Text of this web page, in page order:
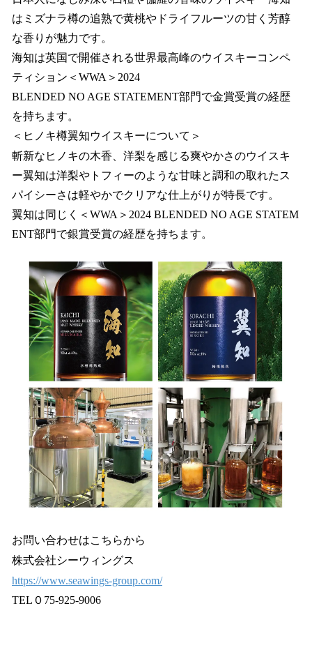
はミズナラ樽の追熟で黄桃やドライフルーツの甘く芳醇
な香りが魅力です。
海知は英国で開催される世界最高峰のウイスキーコンペ
ティション＜WWA＞2024
BLENDED NO AGE STATEMENT部門で金賞受賞の経歴
を持ちます。
＜ヒノキ樽翼知ウイスキーについて＞
斬新なヒノキの木香、洋梨を感じる爽やかさのウイスキ
ー翼知は洋梨やトフィーのような甘味と調和の取れたス
パイシーさは軽やかでクリアな仕上がりが特長です。
翼知は同じく＜WWA＞2024 BLENDED NO AGE STATEM
ENT部門で銀賞受賞の経歴を持ちます。
お問い合わせはこちらから
株式会社シーウィングス
https://www.seawings-group.com/
TEL０75-925-9006